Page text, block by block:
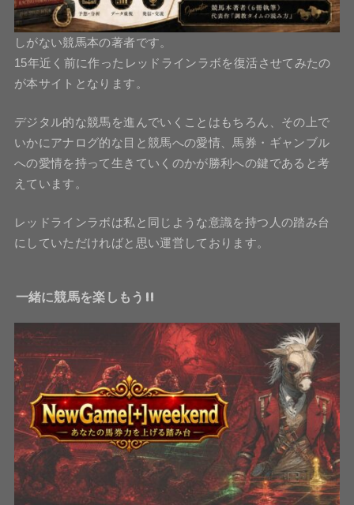
しがない競馬本の著者です。
15年近く前に作ったレッドラインラボを復活させてみたの
が本サイトとなります。
デジタル的な競馬を進んでいくことはもちろん、その上で
いかにアナログ的な目と競馬への愛情、馬券・ギャンブル
への愛情を持って生きていくのかが勝利への鍵であると考
えています。
レッドラインラボは私と同じような意識を持つ人の踏み台
にしていただければと思い運営しております。
一緒に競馬を楽しもう!!